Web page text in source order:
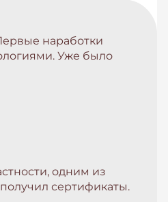
наработки
Уже было
одним из
сертификаты.